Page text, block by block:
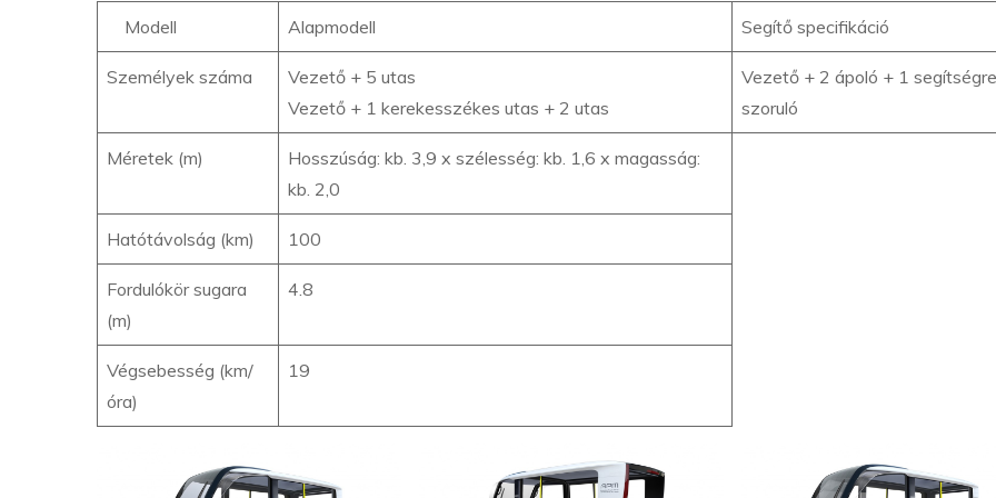
Modell Alapmodell Segítő specifikáció
Személyek száma
Vezető + 5 utas
Vezető + 1 kerekesszékes utas + 2 utas
Vezető + 2 ápoló + 1 segítségre
szoruló
Méretek (m)
Hosszúság: kb. 3,9 x szélesség: kb. 1,6 x magasság:
kb. 2,0
Hatótávolság (km) 100
Fordulókör sugara
(m)
4.8
Végsebesség (km/
óra)
19